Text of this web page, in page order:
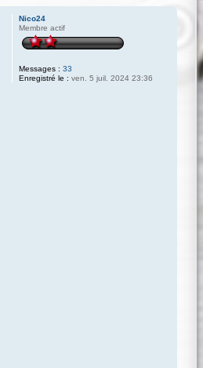
Nico24
Membre actif
Messages : 33
Enregistré le : ven. 5 juil. 2024 23:36